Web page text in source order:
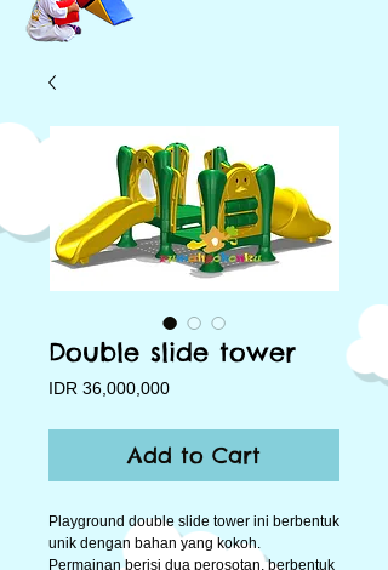
Double slide tower
IDR 36,000,000Price
Add to Cart
Playground double slide tower ini berbentuk
unik dengan bahan yang kokoh.
Permainan berisi dua perosotan, berbentuk